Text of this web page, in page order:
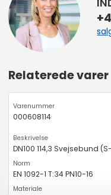
Relaterede varer
000608114
DN100 114,3 Svejsebund
EN 1092-1 T:34 PN10-16